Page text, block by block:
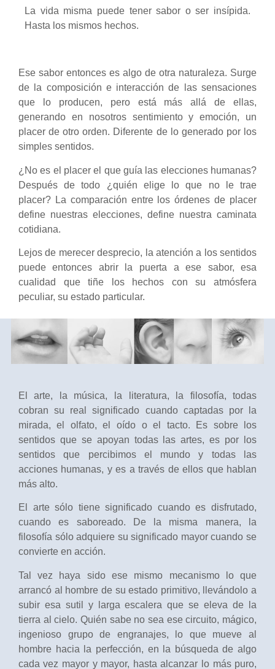
La vida misma puede tener sabor o ser insípida.
Hasta los mismos hechos.
Ese sabor entonces es algo de otra naturaleza. Surge
de la composición e interacción de las sensaciones
que lo producen, pero está más allá de ellas,
generando en nosotros sentimiento y emoción, un
placer de otro orden. Diferente de lo generado por los
simples sentidos.
¿No es el placer el que guía las elecciones humanas?
Después de todo ¿quién elige lo que no le trae
placer? La comparación entre los órdenes de placer
define nuestras elecciones, define nuestra caminata
cotidiana.
Lejos de merecer desprecio, la atención a los sentidos
puede entonces abrir la puerta a ese sabor, esa
cualidad que tiñe los hechos con su atmósfera
peculiar, su estado particular.
El arte, la música, la literatura, la filosofía, todas
cobran su real significado cuando captadas por la
mirada, el olfato, el oído o el tacto. Es sobre los
sentidos que se apoyan todas las artes, es por los
sentidos que percibimos el mundo y todas las
acciones humanas, y es a través de ellos que hablan
más alto.
El arte sólo tiene significado cuando es disfrutado,
cuando es saboreado. De la misma manera, la
filosofía sólo adquiere su significado mayor cuando se
convierte en acción.
Tal vez haya sido ese mismo mecanismo lo que
arrancó al hombre de su estado primitivo, llevándolo a
subir esa sutil y larga escalera que se eleva de la
tierra al cielo. Quién sabe no sea ese circuito, mágico,
ingenioso grupo de engranajes, lo que mueve al
hombre hacia la perfección, en la búsqueda de algo
cada vez mayor y mayor, hasta alcanzar lo más puro,